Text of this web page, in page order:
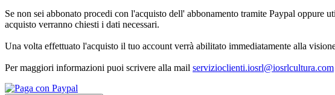
Se non sei abbonato procedi con l'acquisto dell' abbonamento tramite Paypal oppure
acquisto verranno chiesti i dati necessari.
Una volta effettuato l'acquisto il tuo account verrà abilitato immediatamente alla
Per maggiori informazioni puoi scrivere alla mail servizioclienti.iosrl@iosrlcultura.com